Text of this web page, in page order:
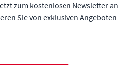
zum kostenlosen Newsletter an
Sie von exklusiven Angeboten